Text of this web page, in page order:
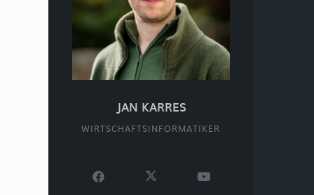
JAN KARRES
WIRTSCHAFTSINFORMATIKER